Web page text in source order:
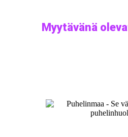
Myytävänä